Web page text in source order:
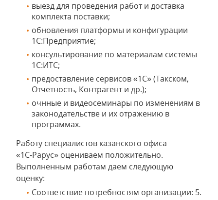
выезд для проведения работ и доставка
комплекта поставки;
обновления платформы и конфигурации
1С:Предприятие;
консультирование по материалам системы
1С:ИТС;
предоставление сервисов «1С» (Такском,
Отчетность, Контрагент и др.);
очнные и видеосеминары по изменениям в
законодательстве и их отражению в
программах.
Работу специалистов казанского офиса
«1С‑Рарус» оцениваем положительно.
Выполненным работам даем следующую
оценку:
Соответствие потребностям организации: 5.